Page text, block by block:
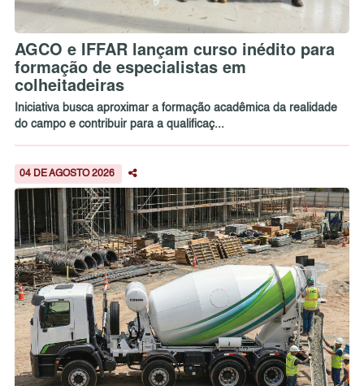
AGCO e IFFAR lançam curso inédito para
formação de especialistas em
colheitadeiras
Iniciativa busca aproximar a formação acadêmica da realidade
do campo e contribuir para a qualificaç...
04 DE AGOSTO 2026